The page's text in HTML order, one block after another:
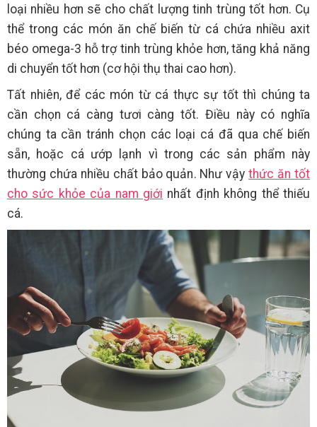
loại nhiều hơn sẽ cho chất lượng tinh trùng tốt hơn. Cụ
thể trong các món ăn chế biến từ cá chứa nhiều axit
béo omega-3 hỗ trợ tinh trùng khỏe hơn, tăng khả năng
di chuyển tốt hơn (cơ hội thụ thai cao hơn).
Tất nhiên, để các món từ cá thực sự tốt thì chúng ta
cần chọn cá càng tươi càng tốt. Điều này có nghĩa
chúng ta cần tránh chọn các loại cá đã qua chế biến
sẵn, hoặc cá ướp lạnh vì trong các sản phẩm này
thường chứa nhiều chất bảo quản. Như vậythức ăn tốt
cho sức khỏe của nam giới nhất định không thể thiếu
cá.